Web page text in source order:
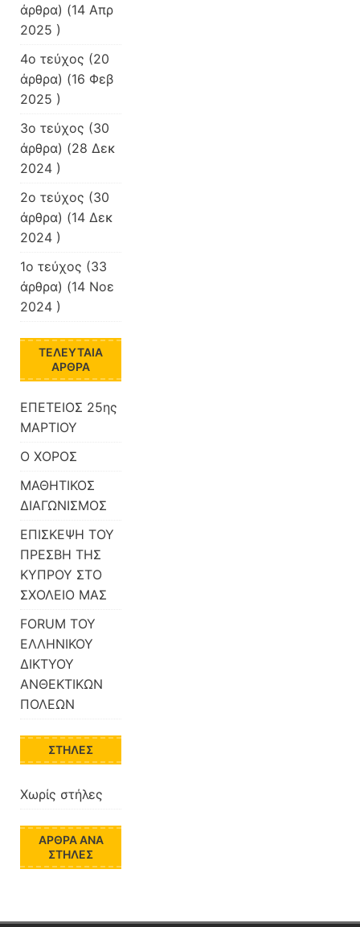
άρθρα) (14 Απρ
2025 )
4ο τεύχος (20
άρθρα) (16 Φεβ
2025 )
3ο τεύχος (30
άρθρα) (28 Δεκ
2024 )
2ο τεύχος (30
άρθρα) (14 Δεκ
2024 )
1ο τεύχος (33
άρθρα) (14 Νοε
2024 )
ΤΕΛΕΥΤΑΊΑ
ΆΡΘΡΑ
ΕΠΕΤΕΙΟΣ 25ης
ΜΑΡΤΙΟΥ
Ο ΧΟΡΟΣ
ΜΑΘΗΤΙΚΟΣ
ΔΙΑΓΩΝΙΣΜΟΣ
ΕΠΙΣΚΕΨΗ ΤΟΥ
ΠΡΕΣΒΗ ΤΗΣ
ΚΥΠΡΟΥ ΣΤΟ
ΣΧΟΛΕΙΟ ΜΑΣ
FORUM ΤΟΥ
ΕΛΛΗΝΙΚΟΥ
ΔΙΚΤΥΟΥ
ΑΝΘΕΚΤΙΚΩΝ
ΠΟΛΕΩΝ
ΣΤΉΛΕΣ
Χωρίς στήλες
ΆΡΘΡΑ ΑΝΆ
ΣΤΉΛΕΣ